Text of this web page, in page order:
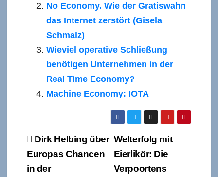
No Economy. Wie der Gratiswahn
das Internet zerstört (Gisela
Schmalz)
Wieviel operative Schließung
benötigen Unternehmen in der
Real Time Economy?
Machine Economy: IOTA
Beitragsnavigation
Welterfolg mit
Eierlikör: Die
Verpoortens
Dirk Helbing über
Europas Chancen
in der